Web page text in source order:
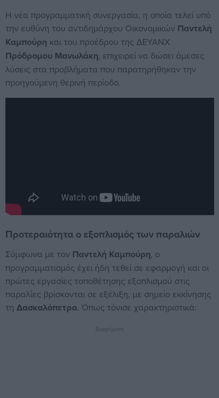
Η νέα προγραμματική συνεργασία, η οποία τελεί υπό
την ευθύνη του αντιδημάρχου Οικονομικών Παντελή
Καμπούρη και του προέδρου της ΔΕΥΑΝΧ
Πρόδρομου Μανωλάκη, επιχειρεί να δώσει άμεσες
λύσεις στα προβλήματα που παρατηρήθηκαν την
προηγούμενη θερινή περίοδο.
Προτεραιότητα ο εξοπλισμός των παραλιών
Σύμφωνα με τον Παντελή Καμπούρη, ο
προγραμματισμός έχει ήδη τεθεί σε εφαρμογή και οι
πρώτες εργασίες τοποθέτησης εξοπλισμού στις
παραλίες βρίσκονται σε εξέλιξη, με σημείο εκκίνησης
τη Δασκαλόπετρα. Όπως τόνισε χαρακτηριστικά:
Διαφήμιση